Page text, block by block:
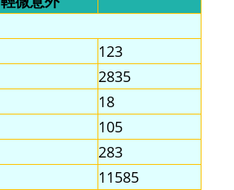
123
2835
18
105
283
11585